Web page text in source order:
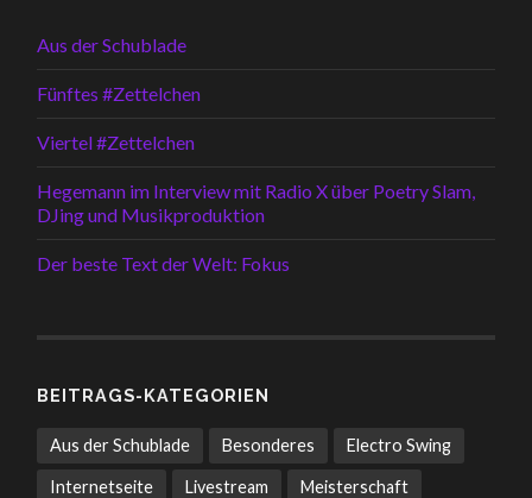
Aus der Schublade
Fünftes #Zettelchen
Viertel #Zettelchen
Hegemann im Interview mit Radio X über Poetry Slam,
DJing und Musikproduktion
Der beste Text der Welt: Fokus
BEITRAGS-KATEGORIEN
Aus der Schublade Besonderes Electro Swing
Internetseite Livestream Meisterschaft